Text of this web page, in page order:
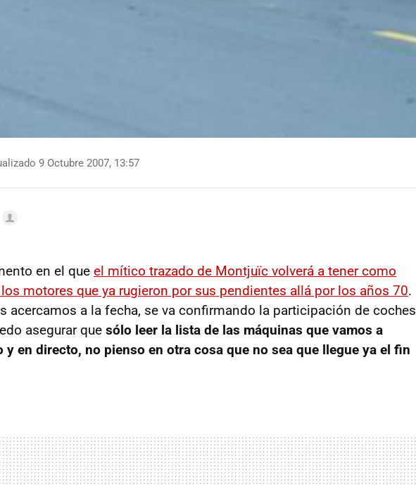
9 Octubre 2007, 13:57
en el que el mítico trazado de Montjuïc volverá a tener como
motores que ya rugieron por sus pendientes allá por los años 70.
acercamos a la fecha, se va confirmando la participación de coches
asegurar que sólo leer la lista de las máquinas que vamos a
y en directo, no pienso en otra cosa que no sea que llegue ya el fin